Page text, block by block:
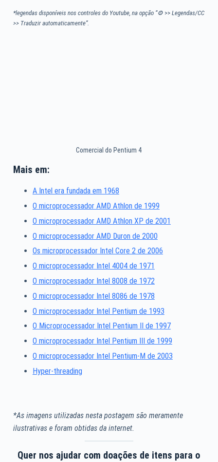
*legendas disponíveis nos controles do Youtube, na opção “⚙>> Legendas/CC
>> Traduzir automaticamente”.
Comercial do Pentium 4
Mais em:
A Intel era fundada em 1968
O microprocessador AMD Athlon de 1999
O microprocessador AMD Athlon XP de 2001
O microprocessador AMD Duron de 2000
Os microprocessador Intel Core 2 de 2006
O microprocessador Intel 4004 de 1971
O microprocessador Intel 8008 de 1972
O microprocessador Intel 8086 de 1978
O microprocessador Intel Pentium de 1993
O Microprocessador Intel Pentium II de 1997
O microprocessador Intel Pentium III de 1999
O microprocessador Intel Pentium-M de 2003
Hyper-threading
*As imagens utilizadas nesta postagem são meramente
ilustrativas e foram obtidas da internet.
Quer nos ajudar com doações de itens para o